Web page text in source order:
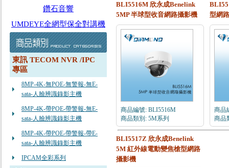
鑽石音響
UMDEYE全網型保全對講機
東訊 TECOM NVR /IPC
專區
8MP-4K-無POE-無警報-無E-
sata-人臉辨識錄影主機
8MP-4K-帶POE-帶警報-無E-
sata-人臉辨識錄影主機
8MP-4K-帶POE-帶警報-帶E-
sata-人臉辨識錄影主機
IPCAM全彩系列
BLI5516M 欣永成Benelink
5MP 半球型收音網路攝影機
商品編號: BLI5516M
商品類別: 5M系列
型網
商品
商品
BLI5517Z 欣永成Benelink
5M 紅外線電動變焦槍型網路
攝影機